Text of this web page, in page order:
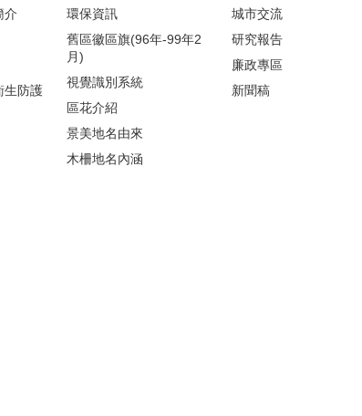
介
生防護
環保資訊
舊區徽區旗(96年-99年2
月)
視覺識別系統
區花介紹
景美地名由來
木柵地名內涵
城市交流
研究報告
廉政專區
新聞稿